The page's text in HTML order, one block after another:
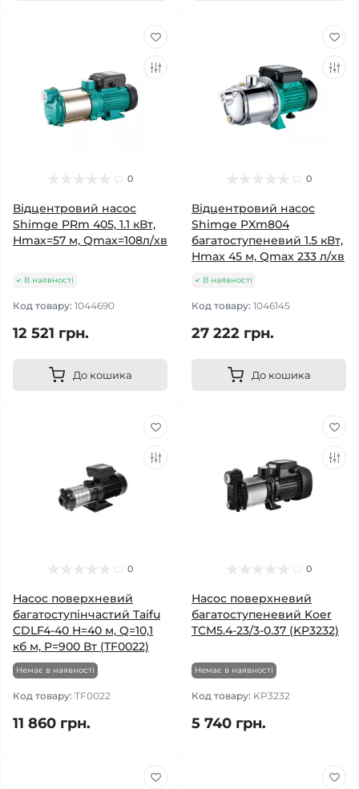
0
Відцентровий насос
Shimge PRm 405, 1.1 кВт,
Нmax=57 м, Qmax=108л/хв
В наявності
Код товару: 1044690
12 521 грн.
До кошика
0
Відцентровий насос
Shimge PXm804
багатоступеневий 1.5 кВт,
Нmax 45 м, Qmax 233 л/хв
В наявності
Код товару: 1046145
27 222 грн.
До кошика
0
Насос поверхневий
багатоступінчастий Taifu
CDLF4-40 Н=40 м, Q=10,1
кб м, P=900 Вт (TF0022)
Немає в наявності
Код товару: TF0022
11 860 грн.
0
Насос поверхневий
багатоступеневий Koer
TCM5.4-23/3-0.37 (KP3232)
Немає в наявності
Код товару: KP3232
5 740 грн.